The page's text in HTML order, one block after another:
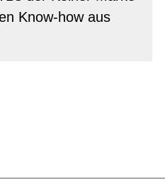
Know-how aus